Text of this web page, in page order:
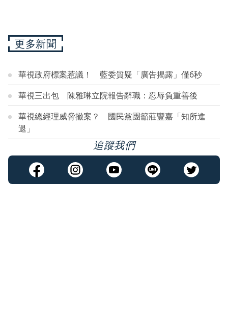
更多新聞
華視政府標案惹議！ 藍委質疑「廣告揭露」僅6秒
華視三出包 陳雅琳立院報告辭職：忍辱負重善後
華視總經理威脅撤案？ 國民黨團籲莊豐嘉「知所進
退」
追蹤我們